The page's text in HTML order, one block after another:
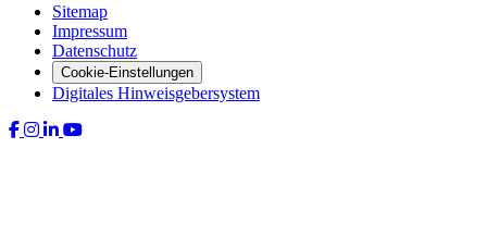
Sitemap
Impressum
Datenschutz
Cookie-Einstellungen
Digitales Hinweisgebersystem